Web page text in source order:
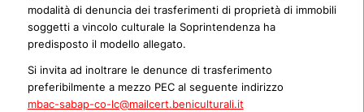
modalità di denuncia dei trasferimenti di proprietà di immobili
soggetti a vincolo culturale la Soprintendenza ha
predisposto il modello allegato.
Si invita ad inoltrare le denunce di trasferimento
preferibilmente a mezzo PEC al seguente indirizzo
mbac-sabap-co-lc@mailcert.beniculturali.it